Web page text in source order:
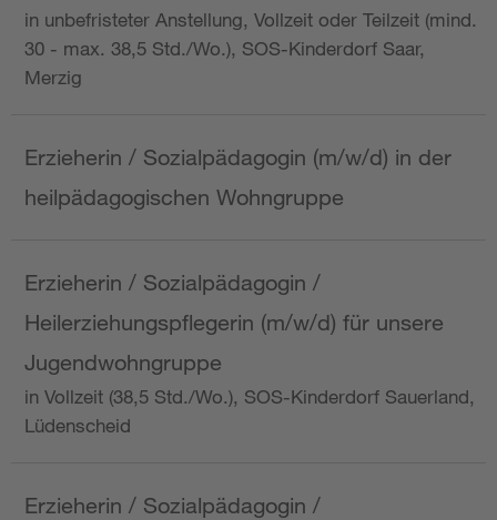
in unbefristeter Anstellung, Vollzeit oder Teilzeit (mind.
30 - max. 38,5 Std./Wo.), SOS-Kinderdorf Saar,
Merzig
Erzieherin / Sozialpädagogin (m/w/d) in der
heilpädagogischen Wohngruppe
Erzieherin / Sozialpädagogin /
Heilerziehungspflegerin (m/w/d) für unsere
Jugendwohngruppe
in Vollzeit (38,5 Std./Wo.), SOS-Kinderdorf Sauerland,
Lüdenscheid
Erzieherin / Sozialpädagogin /